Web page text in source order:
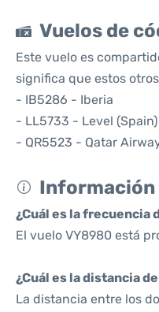
Vuelos de
Este vuelo es
significa que estos
- IB5286 - Iberia
- LL5733 - Level (Spain)
- QR5523 - Qatar
Información
¿Cuál es la frecuencia
El vuelo VY8980 está
¿Cuál es la distancia
La distancia entre los